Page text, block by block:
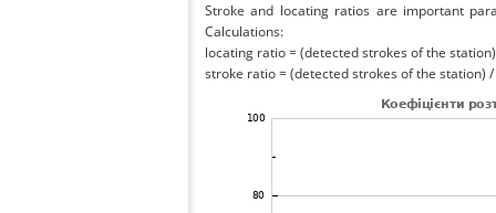
Stroke and locating ratios are important
Calculations:
locating ratio = (detected strokes of the
stroke ratio = (detected strokes of the station)